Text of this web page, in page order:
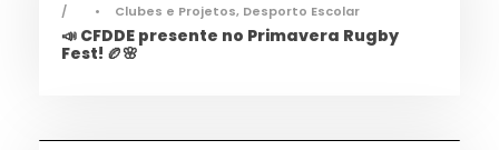
•
Clubes e Projetos, Desporto Escolar
📣 CFDDE presente no Primavera Rugby
Fest! 🏉🌸